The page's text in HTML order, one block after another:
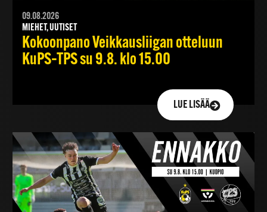
09.08.2026
MIEHET, UUTISET
Kokoonpano Veikkausliigan otteluun
KuPS–TPS su 9.8. klo 15.00
LUE LISÄÄ